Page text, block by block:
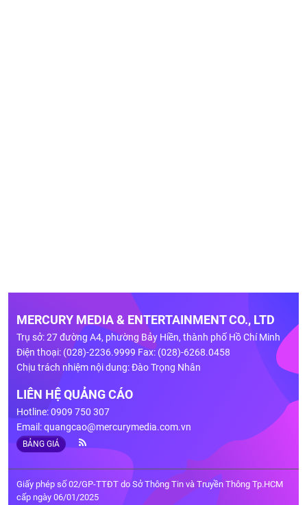
MERCURY MEDIA & ENTERTAINMENT CO., LTD
Trụ sở: 27 đường A4, phường Bảy Hiền, thành phố Hồ Chí Minh
Điện thoại: (028)-2236.9999 Fax: (028)-6268.0458
Chịu trách nhiệm nội dung: Đào Trọng Nhân
LIÊN HỆ QUẢNG CÁO
Hotline: 0909 750 307
Email:quangcao@mercurymedia.com.vn
BẢNG GIÁ
Giấy phép số 02/GP-TTĐT do Sở Thông Tin và Truyền Thông Tp.HCM
cấp ngày 06/01/2025